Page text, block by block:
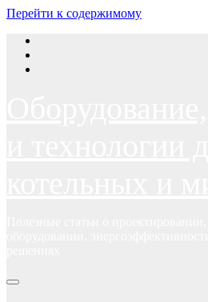
Перейти к содержимому